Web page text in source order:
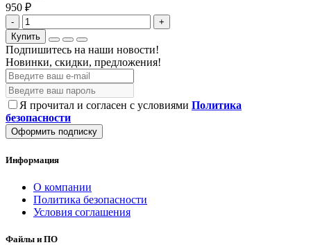
950 ₽
-
+
Купить
Подпишитесь на наши новости!
Новинки, скидки, предложения!
Я прочитал и согласен с условиями Политика
безопасности
Оформить подписку
Информация
О компании
Политика безопасности
Условия соглашения
Файлы и ПО